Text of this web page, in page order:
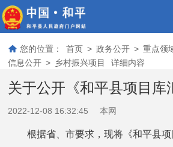
您的位置： 首页 > 政务公开 > 重点领
信息公开 > 乡村振兴项目 详细内容
关于公开《和平县项目库
2022-12-08 16:32:45 本网
根据省、市要求，现将《和平县项